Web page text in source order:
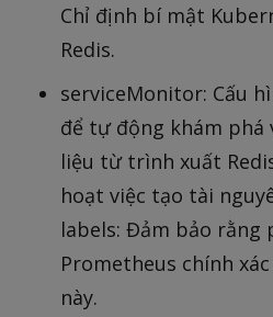
Chỉ định bí mật
Redis.
serviceMonitor: Cấu
để tự động khám phá
liệu từ trình xuất
hoạt việc tạo tài
labels: Đảm bảo rằng
Prometheus chính
này.